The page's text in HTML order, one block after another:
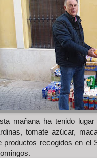
mañana ha tenido
tomate azúcar,
productos recogidos en el